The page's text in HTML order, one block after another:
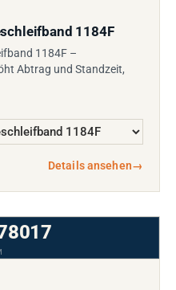
1184F
1184F –
Abtrag und Standzeit,
Details ansehen→